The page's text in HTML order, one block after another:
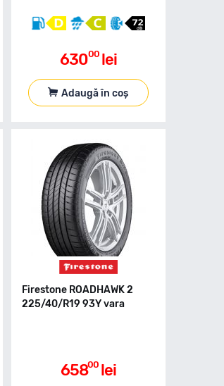
63000 lei
Adaugă în coș
Firestone ROADHAWK 2
225/40/R19 93Y vara
65800 lei